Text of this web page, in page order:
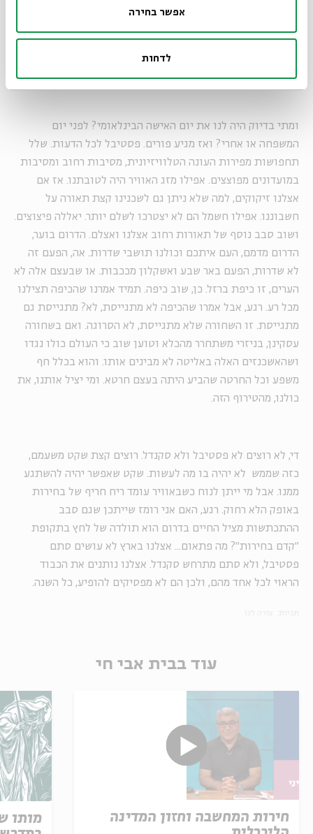
אפשר בחירה
לדחות
הפליטים האלה שמחפשים משהו שיחמם את ליבם וימתיק את
חייהם. ועיריית ת"א, בראשות חולדאי, ממש לא אוהבת את הרעיון
ומתי בדיוק היה לנו את יום האישה הבינלאומי? לפני יום
המשפחה או אחרי? ואז מגיע פורים. פסטיבל לכל הדעות. שלל
תחפושות מפירות העונה הטלוויזיונית, מסיבות רחוב ומסיבות
במועדונים מפוצצים. אפילו מזג האוויר היה לטובתנו. אז אם
אצלנו זיקוקים, למה שלא ניתן גם לשכנינו קצת תאורה על
חשבוננו. אפילו חשמל הם לא יצטרכו לשלם יותר. יאללה פיצוצים.
ושוב סבב נוסף של תאורות רחוב אצלנו ואצלם. הדרום בוער,
הדרום מדמם, העם איתכם וכולנו תושבי שדרות. אה, הפעם זה
לא שדרות, הפעם באר שבע ואשקלון מככבות. או שבעצם אלה לא
הערים, זו כיפת ברזל. כן, שוב כיפה. תמיד אמרנו שהכיפה תצילנו
מכל רע. רגע, אבל אמרו שהכיפה לא מתגייסת, לא? מתגייסת גם
מתגייסת. זו השחורה שלא מתגייסת, לא הסרוגה. ואם בשחורה
עסקינן, בניזרי משתחרר מהכלא וטוען שוב כי העולם כולו נגדו
ושהאשכנזים האלה באליטה לא מבינים אותו. והוא בכלל חף
משפע וכל החרטה שהביע היתה בעצם חרטא. ומי יציל אותנו, את
כולנו, מהטירוף הזה.
די, לא רוצים לא פסטיבל ולא סקנדל. רוצים קצת שקט משעמם,
כזה שממש לא יהיה בו מה לעשות. שקט שאפשר יהיה להשתגע
ממנו. אבל מי ייתן לנוח כשבאוויר עומד ריח חריף של בחירות
באופק הלא רחוק. רגע, האם אני רומז שייתכן שגם סבב
ההתכתשות מציל החיים בדרום הוא תולדה של לחץ בתקופת
"קדם בחירות"? מה פתאום... אצלנו בארץ לא עושים סתם
פסטיבל, ולא סתם מתרחש סקנדל. אצלנו נותנים את הכבוד
הראוי לכל אחד מהם, ולכן הם לא מפסיקים להופיע, כל השנה.
עוד בבית אבי חי
חירות המחשבה וחזון המדינה
מותו